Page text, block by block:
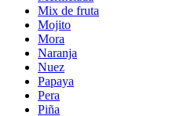
Mix de fruta
Mojito
Mora
Naranja
Nuez
Papaya
Pera
Piña